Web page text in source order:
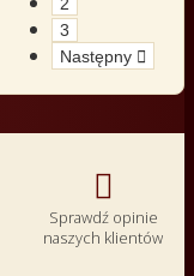
3
Następny 

Sprawdź opinie
naszych klientów